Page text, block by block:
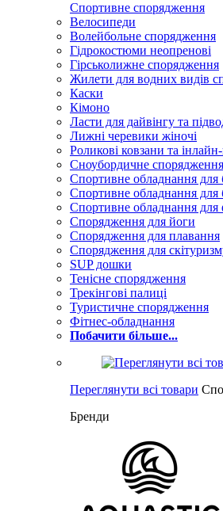
Спортивне спорядження
Велосипеди
Волейбольне спорядження
Гідрокостюми неопренові
Гірськолижне спорядження
Жилети для водних видів
Каски
Кімоно
Ласти для дайвінгу та
Лижні черевики жіночі
Роликові ковзани та
Сноубордичне спорядження
Спортивне обладнання для
Спортивне обладнання для
Спортивне обладнання для
Спорядження для йоги
Спорядження для плавання
Спорядження для
SUP дошки
Тенісне спорядження
Трекінгові палиці
Туристичне спорядження
Фітнес-обладнання
Побачити більше...
Переглянути всі товари
Бренди